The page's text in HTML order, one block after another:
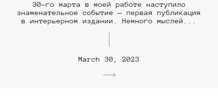
30-го марта в моей работе наступило
знаменательное событие — первая публикация
в интерьерном издании. Немного мыслей...
March 30, 2023